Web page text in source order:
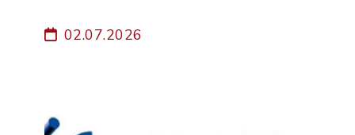
02.07.2026